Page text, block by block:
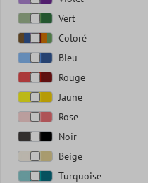
Vert
Coloré
Bleu
Rouge
Jaune
Rose
Noir
Beige
Turquoise